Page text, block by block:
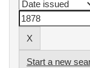
Start a new